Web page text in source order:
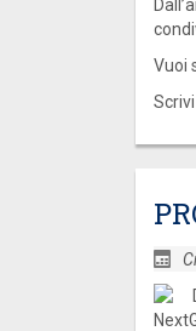
Vuoi